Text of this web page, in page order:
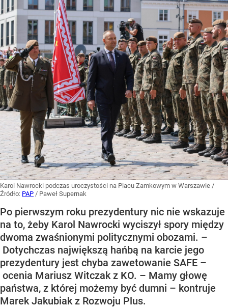
Karol Nawrocki podczas uroczystości na Placu Zamkowym w Warszawie /
Źródło: PAP / Paweł Supernak
Po pierwszym roku prezydentury nic nie wskazuje
na to, żeby Karol Nawrocki wyciszył spory między
dwoma zwaśnionymi politycznymi obozami. –
Dotychczas największą hańbą na karcie jego
prezydentury jest chyba zawetowanie SAFE –
ocenia Mariusz Witczak z KO. – Mamy głowę
państwa, z której możemy być dumni – kontruje
Marek Jakubiak z Rozwoju Plus.